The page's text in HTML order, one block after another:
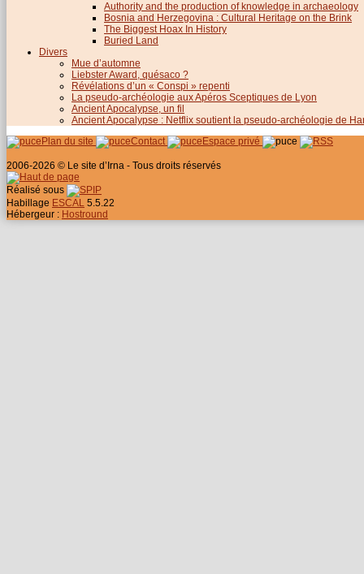
Authority and the production of knowledge in archaeology
Bosnia and Herzegovina : Cultural Heritage on the Brink
The Biggest Hoax In History
Buried Land
Divers
Mue d’automne
Liebster Award, quésaco ?
Révélations d’un « Conspi » repenti
La pseudo-archéologie aux Apéros Sceptiques de Lyon
Ancient Apocalypse, un fil
Ancient Apocalypse : Netflix soutient la pseudo-archéologie de
Plan du site
Contact Espace privé
2006-2026 © Le site d’Irna - Tous droits réservés
Réalisé sous
Habillage ESCAL 5.5.22
Hébergeur : Hostround